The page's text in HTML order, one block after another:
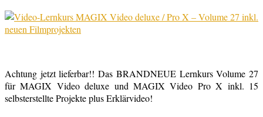
Achtung jetzt lieferbar!! Das BRANDNEUE Lernkurs Volume 27
für MAGIX Video deluxe und MAGIX Video Pro X inkl. 15
selbsterstellte Projekte plus Erklärvideo!